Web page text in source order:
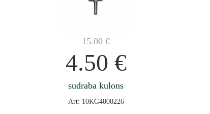
15.00€
4.50 €
sudraba kulons
Art: 10KG4000226